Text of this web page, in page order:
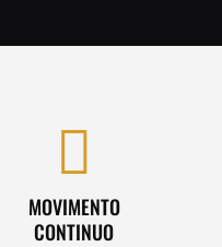

MOVIMENTO
CONTINUO